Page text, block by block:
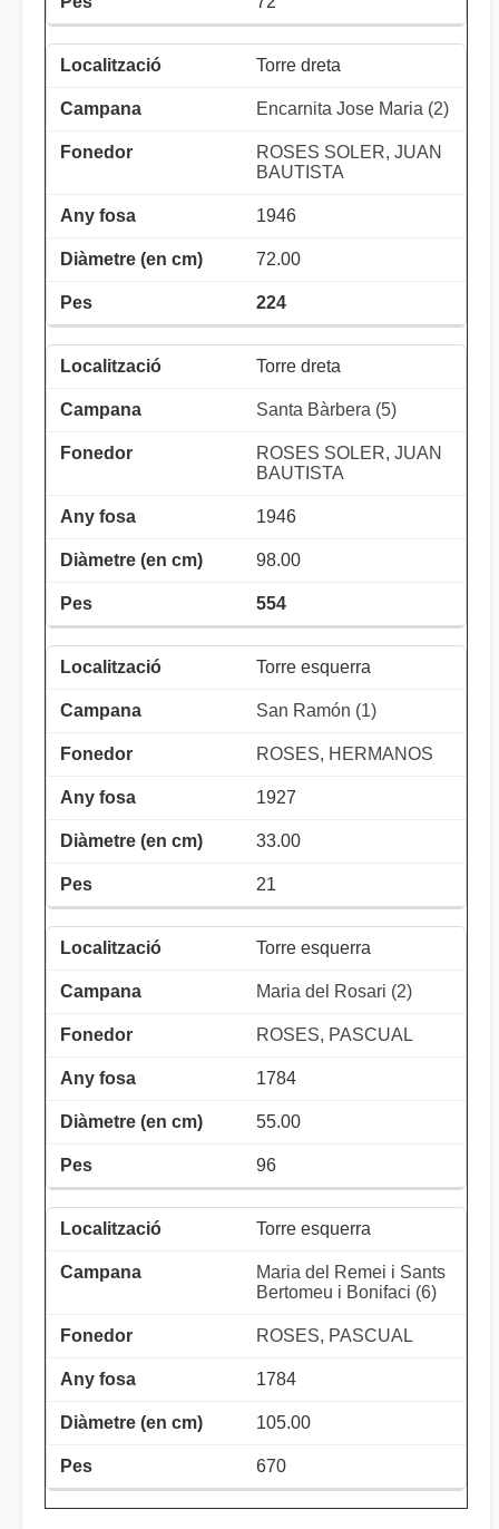
Torre dreta
Encarnita Jose Maria (2)
ROSES SOLER, JUAN
BAUTISTA
1946
72.00
224
Torre dreta
Santa Bàrbera (5)
ROSES SOLER, JUAN
BAUTISTA
1946
98.00
554
Torre esquerra
San Ramón (1)
ROSES, HERMANOS
1927
33.00
21
Torre esquerra
Maria del Rosari (2)
ROSES, PASCUAL
1784
55.00
96
Torre esquerra
Maria del Remei i Sants
Bertomeu i Bonifaci (6)
ROSES, PASCUAL
1784
105.00
670